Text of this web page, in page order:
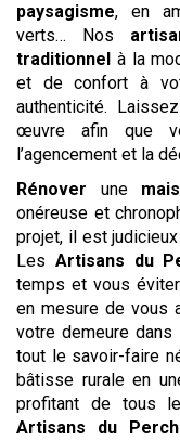
paysagisme, en
verts… Nos
traditionnel à la
et de confort à
authenticité.
œuvre afin que
l’agencement et la
Rénover une
onéreuse et
projet, il est
Les Artisans du
temps et vous
en mesure de vous
votre demeure
tout le savoir-faire
bâtisse rurale en
profitant de tous
Artisans du